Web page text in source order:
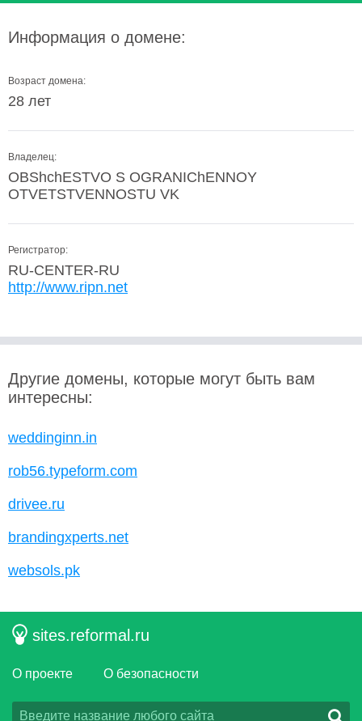
Информация о домене:
Возраст домена:
28 лет
Владелец:
OBShchESTVO S OGRANIChENNOY
OTVETSTVENNOSTU VK
Регистратор:
RU-CENTER-RU
http://www.ripn.net
Другие домены, которые могут быть вам
интересны:
weddinginn.in
rob56.typeform.com
drivee.ru
brandingxperts.net
websols.pk
sites.reformal.ru
О проекте О безопасности